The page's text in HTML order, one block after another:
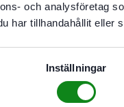
och analysföretag
har tillhandahållit eller
Inställningar